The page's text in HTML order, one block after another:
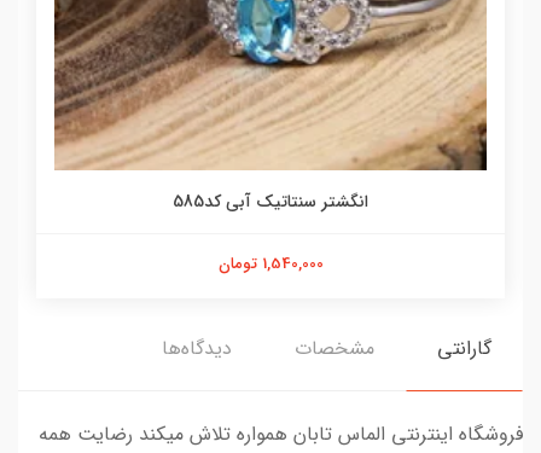
انگشتر سنتاتیک آبی کد585
1,540,000 تومان
گارانتی مشخصات دیدگاه‌ها
فروشگاه اینترنتی الماس تابان همواره تلاش میکند رضایت همه